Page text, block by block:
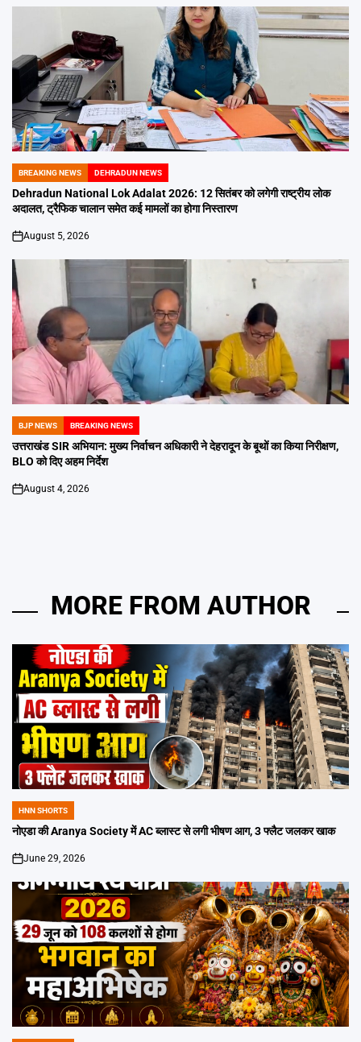
POSTED
IN
BREAKING NEWS DEHRADUN NEWS
Dehradun National Lok Adalat 2026: 12 सितंबर को लगेगी राष्ट्रीय लोक
अदालत, ट्रैफिक चालान समेत कई मामलों का होगा निस्तारण
on
August 5, 2026
POSTED
IN
BJP NEWS BREAKING NEWS
उत्तराखंड SIR अभियान: मुख्य निर्वाचन अधिकारी ने देहरादून के बूथों का किया निरीक्षण,
BLO को दिए अहम निर्देश
on
August 4, 2026
MORE FROM AUTHOR
POSTED
IN
HNN SHORTS
नोएडा की Aranya Society में AC ब्लास्ट से लगी भीषण आग, 3 फ्लैट जलकर खाक
on
June 29, 2026